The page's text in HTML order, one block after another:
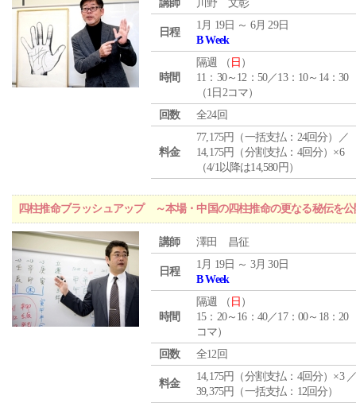
講師 川野 文彰
日程
1月 19日 ～ 6月 29日
B Week
時間
隔週 （ 日 ）
11：30～12：50／13：10～14：30
（1日2コマ）
回数
全24回
料金
77,175円（一括支払：24回分）／
14,175円（分割支払：4回分）×6
（4/1以降は14,580円）
四柱推命ブラッシュアップ ～本場・中国の四柱推命の更なる秘伝を
講師 澤田 昌征
日程
1月 19日 ～ 3月 30日
B Week
時間
隔週 （ 日 ）
15：20～16：40／17：00～18：20
コマ）
回数
全12回
料金
14,175円（分割支払：4回分）×3
39,375円（一括支払：12回分）